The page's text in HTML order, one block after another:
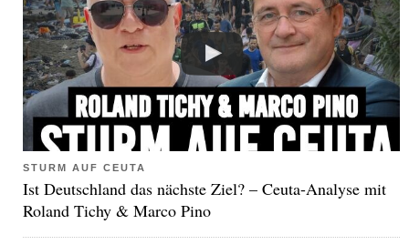
STURM AUF CEUTA
Ist Deutschland das nächste Ziel? – Ceuta-Analyse mit
Roland Tichy & Marco Pino